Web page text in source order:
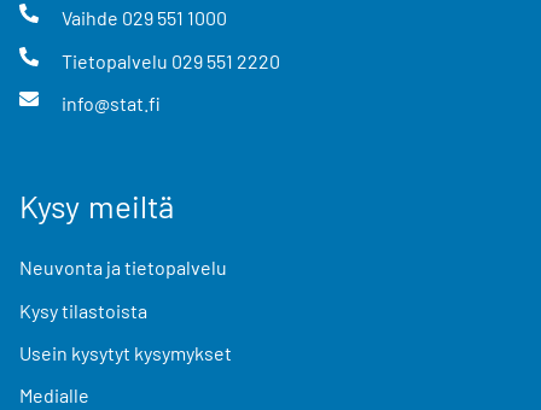
Vaihde 029 551 1000
Tietopalvelu 029 551 2220
info@stat.fi
Kysy meiltä
Neuvonta ja tietopalvelu
Kysy tilastoista
Usein kysytyt kysymykset
Medialle